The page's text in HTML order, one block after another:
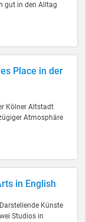
gut in den Alltag
Place in der
Kölner Altstadt
Atmosphäre
in English
Künste
Studios in